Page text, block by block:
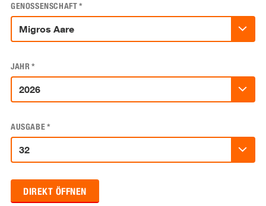
GENOSSENSCHAFT*
JAHR*
AUSGABE*
DIREKT ÖFFNEN